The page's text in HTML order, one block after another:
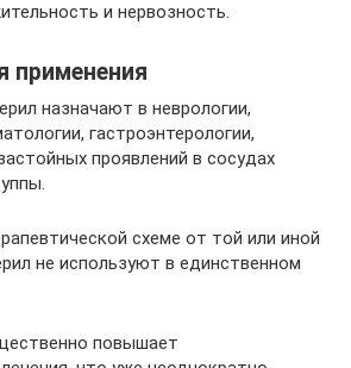
и нервозность.
применения
назначают в неврологии,
гастроэнтерологии,
проявлений в сосудах
схеме от той или иной
не используют в единственном
повышает